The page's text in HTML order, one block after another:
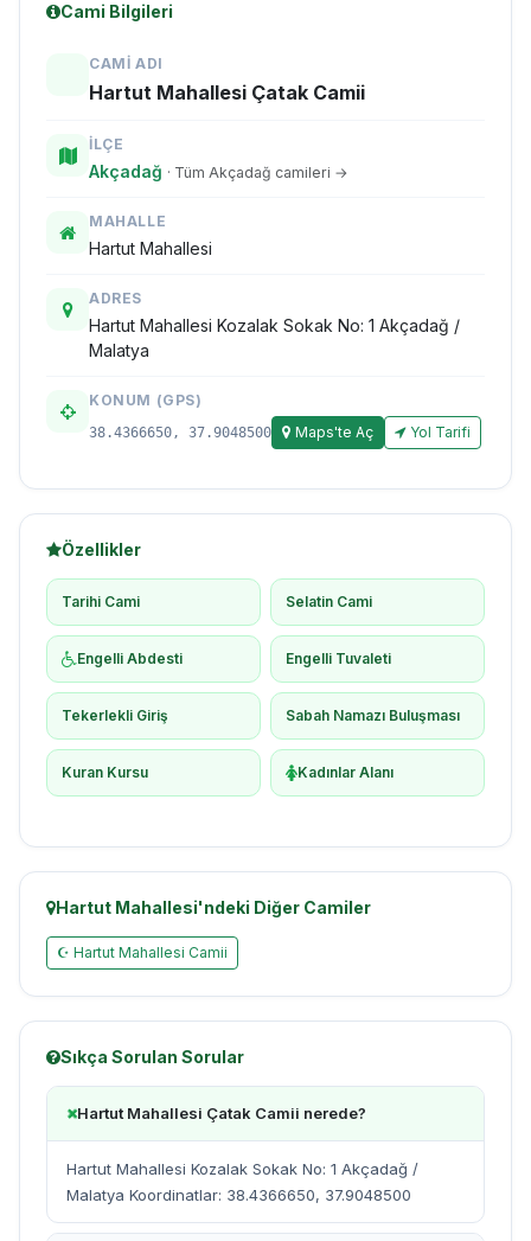
Cami Bilgileri
CAMI ADI
Hartut Mahallesi Çatak Camii
İLÇE
Akçadağ · Tüm Akçadağ camileri →
MAHALLE
Hartut Mahallesi
ADRES
Hartut Mahallesi Kozalak Sokak No: 1 Akçadağ /
Malatya
KONUM (GPS)
38.4366650, 37.9048500 Maps'te Aç Yol Tarifi
Özellikler
Tarihi Cami Selatin Cami
Engelli Abdesti Engelli Tuvaleti
Tekerlekli Giriş Sabah Namazı Buluşması
Kuran Kursu Kadınlar Alanı
Hartut Mahallesi'ndeki Diğer Camiler
☪ Hartut Mahallesi Camii
Sıkça Sorulan Sorular
Hartut Mahallesi Çatak Camii nerede?
Hartut Mahallesi Kozalak Sokak No: 1 Akçadağ /
Malatya Koordinatlar: 38.4366650, 37.9048500